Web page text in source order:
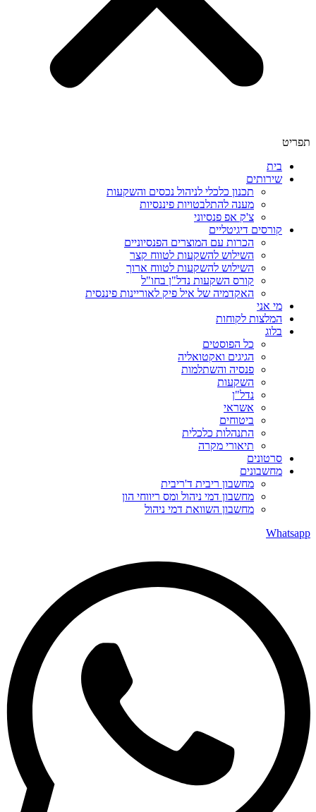
תפריט
בית
שירותים
תכנון כלכלי לניהול נכסים והשקעות
מענה להתלבטויות פיננסיות
צ'ק אפ פנסיוני
קורסים דיגיטליים
הכרות עם המוצרים הפנסיוניים
השילוש להשקעות לטווח קצר
השילוש להשקעות לטווח ארוך
קורס השקעות נדל"ן בחו"ל
האקדמיה של איל פיק לאוריינות פיננסית
מי אני
המלצות לקוחות
בלוג
כל הפוסטים
הגיגים ואקטואליה
פנסיה והשתלמות
השקעות
נדל"ן
אשראי
ביטוחים
התנהלות כלכלית
תיאורי מקרה
סרטונים
מחשבונים
מחשבון ריבית ד'ריבית
מחשבון דמי ניהול ומס ריווחי הון
מחשבון השוואת דמי ניהול
Whatsapp